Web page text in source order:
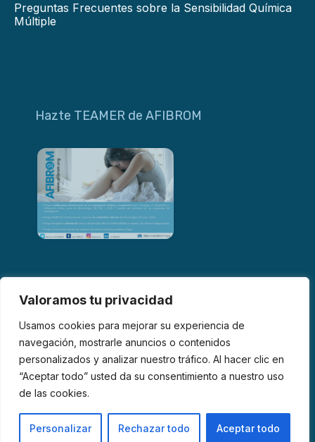
Valoramos tu privacidad
Usamos cookies para mejorar su experiencia de
navegación, mostrarle anuncios o contenidos
personalizados y analizar nuestro tráfico. Al hacer clic en
“Aceptar todo” usted da su consentimiento a nuestro uso
de las cookies.
Personalizar Rechazar todo Aceptar todo
Preguntas Frecuentes sobre la Sensibilidad Química
Múltiple
Hazte TEAMER de AFIBROM
© 2026 AFIBROM. Todos los derechos reservados.